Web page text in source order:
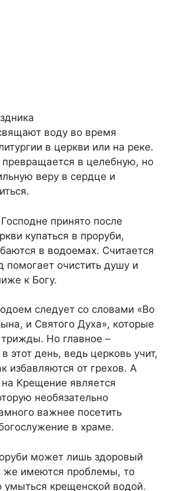
воду во время
в церкви или на реке.
превращается в целебную, но
веру в сердце и
принято после
купаться в проруби,
в водоемах. Считается
помогает очистить душу и
к Богу.
следует со словами «Во
и Святого Духа», которые
трижды. Но главное –
этот день, ведь церковь учит,
избавляются от грехов. А
Крещение является
необязательно
важнее посетить
в храме.
может лишь здоровый
же имеются проблемы, то
умыться крещенской водой.